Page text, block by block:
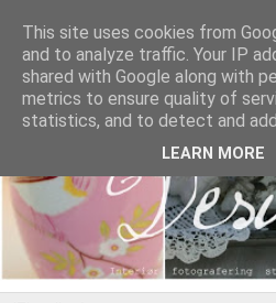
This site uses cookies from
and to analyze traffic. Your IP
shared with Google along with
metrics to ensure quality of
statistics, and to detect and
LEARN MORE